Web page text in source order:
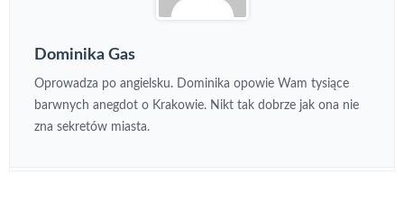
Dominika Gas
Oprowadza po angielsku. Dominika opowie Wam tysiące
barwnych anegdot o Krakowie. Nikt tak dobrze jak ona nie
zna sekretów miasta.